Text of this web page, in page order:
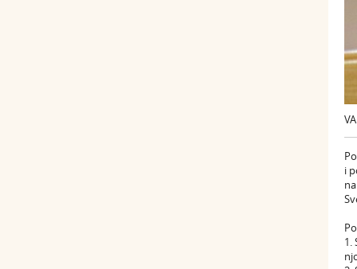
i
1.